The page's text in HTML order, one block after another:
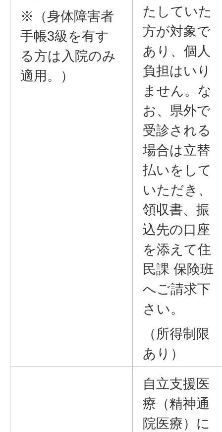
※（身体障害者
手帳3級を有す
る方は入院のみ
適用。）
たしていた
方が対象で
あり、個人
負担はいり
ません。な
お、県外で
受診される
場合は立替
払いをして
いただき、
領収書、振
込先の口座
を添えて住
民課 保険班
へご請求下
さい。
（所得制限
あり）
自立支援医
療（精神通
院医療）に